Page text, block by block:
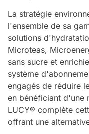
La stratégie
l'ensemble de sa
solutions
Microteas,
sans sucre et
système
engagés de réduire
en bénéficiant d'une
LUCY® complète
offrant une